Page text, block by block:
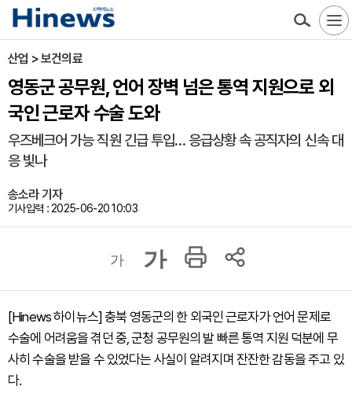
산업 > 보건의료
영동군 공무원, 언어 장벽 넘은 통역 지원으로 외
국인 근로자 수술 도와
우즈베크어 가능 직원 긴급 투입… 응급상황 속 공직자의 신속 대
응 빛나
송소라 기자
기사입력 : 2025-06-20 10:03
가 가
[Hinews 하이뉴스] 충북 영동군의 한 외국인 근로자가 언어 문제로
수술에 어려움을 겪던 중, 군청 공무원의 발 빠른 통역 지원 덕분에 무
사히 수술을 받을 수 있었다는 사실이 알려지며 잔잔한 감동을 주고 있
다.